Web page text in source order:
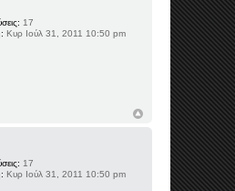
17
Κυρ Ιούλ 31, 2011 10:50 pm
17
Κυρ Ιούλ 31, 2011 10:50 pm